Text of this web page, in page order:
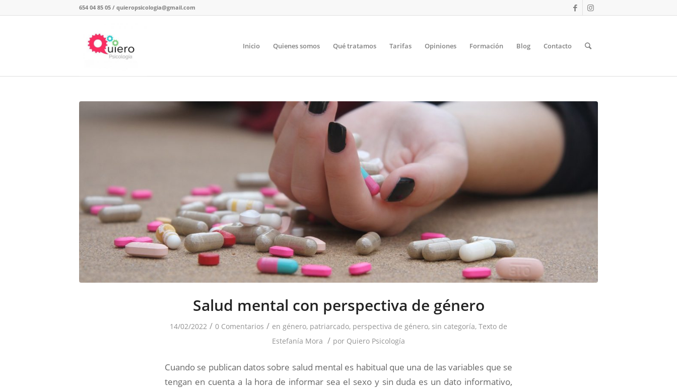
654 04 85 05 / quieropsicologia@gmail.com
Inicio Quienes somos Qué tratamos Tarifas Opiniones Formación Blog Contacto
Salud mental con perspectiva de género
14/02/2022 / 0 Comentarios / en género, patriarcado, perspectiva de género, sin categoría, Texto de
Estefanía Mora / por Quiero Psicología
Cuando se publican datos sobre salud mental es habitual que una de las variables que se
tengan en cuenta a la hora de informar sea el sexo y sin duda es un dato informativo,